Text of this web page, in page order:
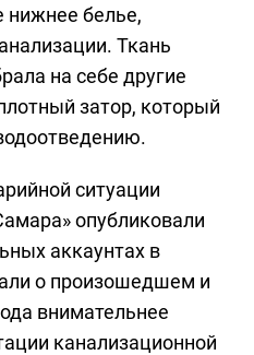
нижнее белье,
Ткань
на себе другие
затор, который
ситуации
опубликовали
аккаунтах в
о произошедшем и
внимательнее
канализационной